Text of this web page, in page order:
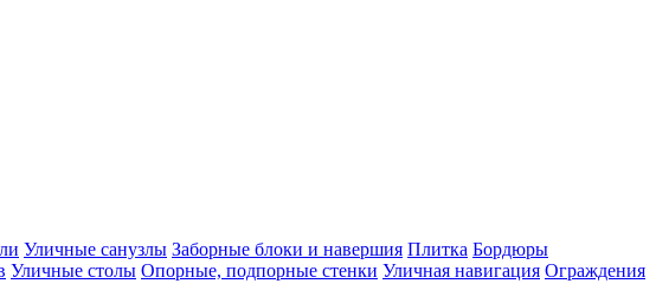
Уличные санузлы Заборные блоки и навершия Плитка Бордюры
Уличные столы Опорные, подпорные стенки Уличная навигация Ограждения